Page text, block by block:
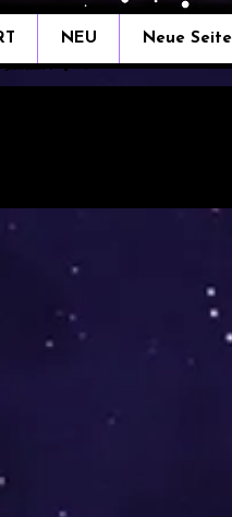
NEU Neue Seite